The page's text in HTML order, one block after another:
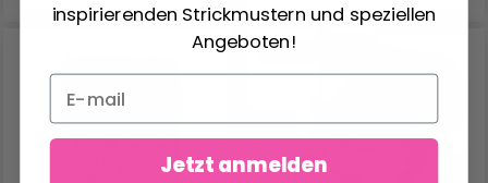
30% Rabatt
inspirierenden Strickmustern und speziellen
Angeboten!
Jetzt anmelden